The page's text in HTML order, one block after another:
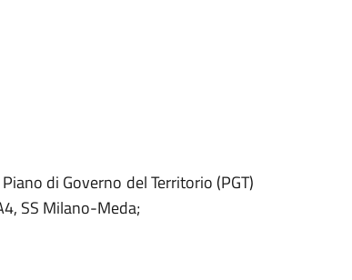
di Governo del Territorio (PGT)
SS Milano-Meda;